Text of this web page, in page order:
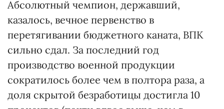
Абсолютный чемпион, державший,
казалось, вечное первенство в
перетягивании бюджетного каната, ВПК
сильно сдал. За последний год
производство военной продукции
сократилось более чем в полтора раза, а
доля скрытой безработицы достигла 10